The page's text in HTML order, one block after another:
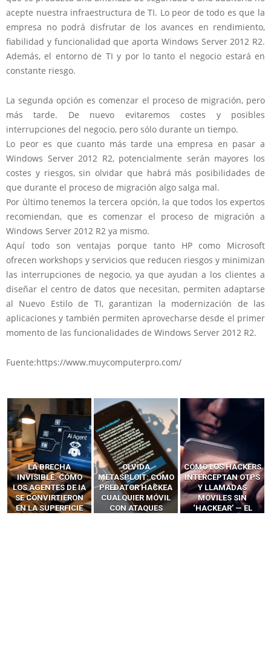
acepte nuestra infraestructura de TI. Lo peor de todo es que la
empresa no podrá disfrutar de los avances en rendimiento,
fiabilidad y funcionalidad que aporta Windows Server 2012 R2.
Además, el entorno de TI y por lo tanto el negocio estará en
constante riesgo.
La segunda opción es comenzar el proceso de migración, pero
más tarde. De nuevo evitaremos costes y posibles
interrupciones del negocio, pero sólo durante un tiempo.
Lo peor es que cuanto más tarde una empresa en pasar a
Windows Server 2012 R2, potencialmente serán mayores los
costes y riesgos, sin olvidar que habrá más posibilidades de
que durante el proceso de migración algo salga mal.
Por último tenemos la tercera opción, la que todos los expertos
recomiendan, que es comenzar el proceso de migración a
Windows Server 2012 R2 ya mismo.
Aquí todo son ventajas porque tanto HP como Microsoft
ofrecen workshops y servicios que reducen riesgos y minimizan
las interrupciones de negocio, ya que ayudan a los clientes a
diseñar el centro de datos que necesitan, permiten adaptarse
al Nuevo Estilo de TI, garantizan la modernización de las
aplicaciones y también permiten aprovecharse desde el primer
momento de las funcionalidades de Windows Server 2012 R2.
Fuente:https://www.muycomputerpro.com/
OLVIDA
METASPLOIT: CÓMO
PREDATOR HACKEA
CUALQUIER MÓVIL
CON ATAQUES
CÓMO LOS HACKERS
INTERCEPTAN OTPS
Y LLAMADAS
MÓVILES SIN
‘HACKEAR’ — EL
13 TÉCNICAS
RIDÍCULAMENTE
FÁCILES PARA
HACKEAR Y
EXPLOTAR